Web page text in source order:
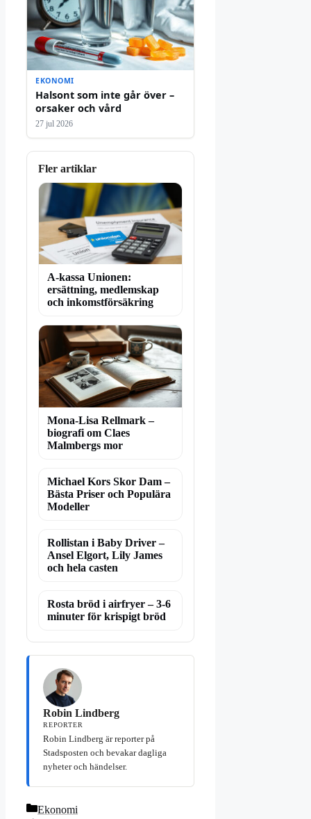
EKONOMI
Halsont som inte går över –
orsaker och vård
27 jul 2026
Fler artiklar
A-kassa Unionen:
ersättning, medlemskap
och inkomstförsäkring
Mona-Lisa Rellmark –
biografi om Claes
Malmbergs mor
Michael Kors Skor Dam –
Bästa Priser och Populära
Modeller
Rollistan i Baby Driver –
Ansel Elgort, Lily James
och hela casten
Rosta bröd i airfryer – 3-6
minuter för krispigt bröd
Robin Lindberg
REPORTER
Robin Lindberg är reporter på
Stadsposten och bevakar dagliga
nyheter och händelser.
Kategorier
Ekonomi